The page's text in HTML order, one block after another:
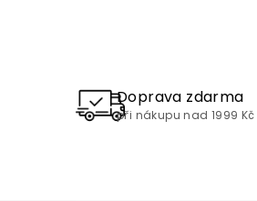
Doprava zdarma
při nákupu nad 1999 Kč